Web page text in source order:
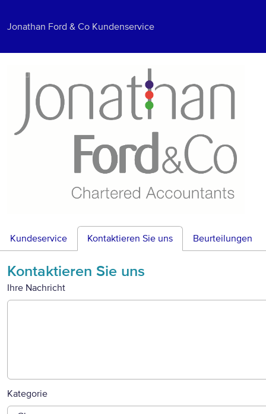
Jonathan Ford & Co Kundenservice
Kundeservice Kontaktieren Sie uns Beurteilungen
Kontaktieren Sie uns
Ihre Nachricht
Kategorie